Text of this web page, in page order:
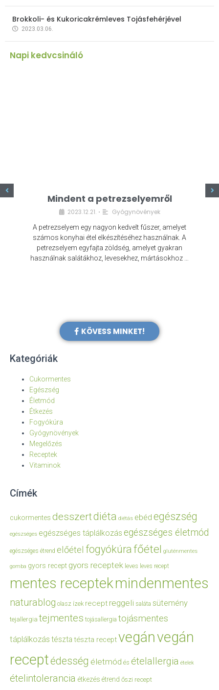
Brokkoli- és Kukoricakrémleves Tojásfehérjével
2023.03.06.
Napi kedvcsináló
Mindent a petrezselyemről
2023.12.21. • Gyógynövények
A petrezselyem egy nagyon kedvelt fűszer, amelyet
számos konyhai étel elkészítéséhez használnak. A
petrezselyem egyfajta zöldség, amelyet gyakran
használnak salátákhoz, levesekhez, mártásokhoz …
KÖVESS MINKET!
Kategóriák
Cukormentes
Egészség
Életmód
Étkezés
Fogyókúra
Gyógynövények
Megelőzés
Receptek
Vitaminok
Címék
cukormentes desszertdiéta diétás ebéd egészség
egészséges egészséges táplálkozás egészséges életmód
egészséges étrend előétel fogyókúrafőétel gluténmentes
gomba gyors recept gyors receptek leves leves recept
mentes receptekmindenmentes
naturablog olasz ízek recept reggeli saláta sütemény
tejallergia tejmentes tojásallergia tojásmentes
táplálkozás tészta tészta receptvegánvegán
receptédesség életmód és ételallergia ételek
ételintolerancia étkezés étrend őszi recept